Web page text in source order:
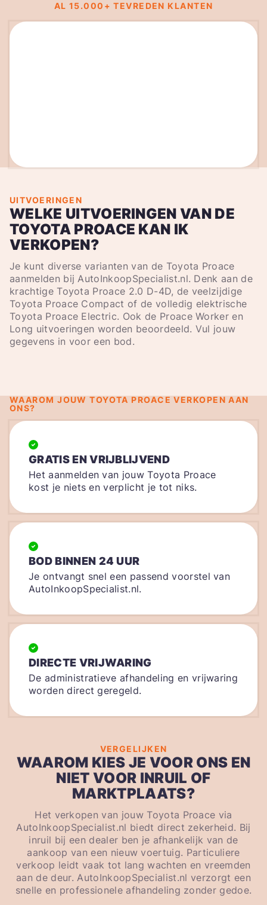
AL 15.000+ TEVREDEN KLANTEN
UITVOERINGEN
WELKE UITVOERINGEN VAN DE
TOYOTA PROACE KAN IK
VERKOPEN?
Je kunt diverse varianten van de Toyota Proace
aanmelden bij AutoInkoopSpecialist.nl. Denk aan de
krachtige Toyota Proace 2.0 D-4D, de veelzijdige
Toyota Proace Compact of de volledig elektrische
Toyota Proace Electric. Ook de Proace Worker en
Long uitvoeringen worden beoordeeld. Vul jouw
gegevens in voor een bod.
WAAROM JOUW TOYOTA PROACE VERKOPEN AAN
ONS?
GRATIS EN VRIJBLIJVEND
Het aanmelden van jouw Toyota Proace
kost je niets en verplicht je tot niks.
BOD BINNEN 24 UUR
Je ontvangt snel een passend voorstel van
AutoInkoopSpecialist.nl.
DIRECTE VRIJWARING
De administratieve afhandeling en vrijwaring
worden direct geregeld.
VERGELIJKEN
WAAROM KIES JE VOOR ONS EN
NIET VOOR INRUIL OF
MARKTPLAATS?
Het verkopen van jouw Toyota Proace via
AutoInkoopSpecialist.nl biedt direct zekerheid. Bij
inruil bij een dealer ben je afhankelijk van de
aankoop van een nieuw voertuig. Particuliere
verkoop leidt vaak tot lang wachten en vreemden
aan de deur. AutoInkoopSpecialist.nl verzorgt een
snelle en professionele afhandeling zonder gedoe.